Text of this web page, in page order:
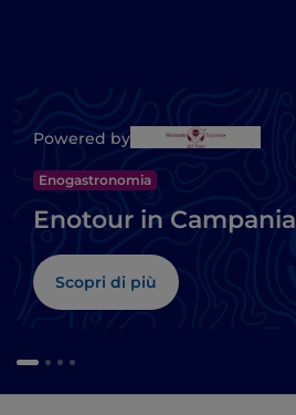
Powered by
Enogastronomia
Enotour in Campania
Scopri di più